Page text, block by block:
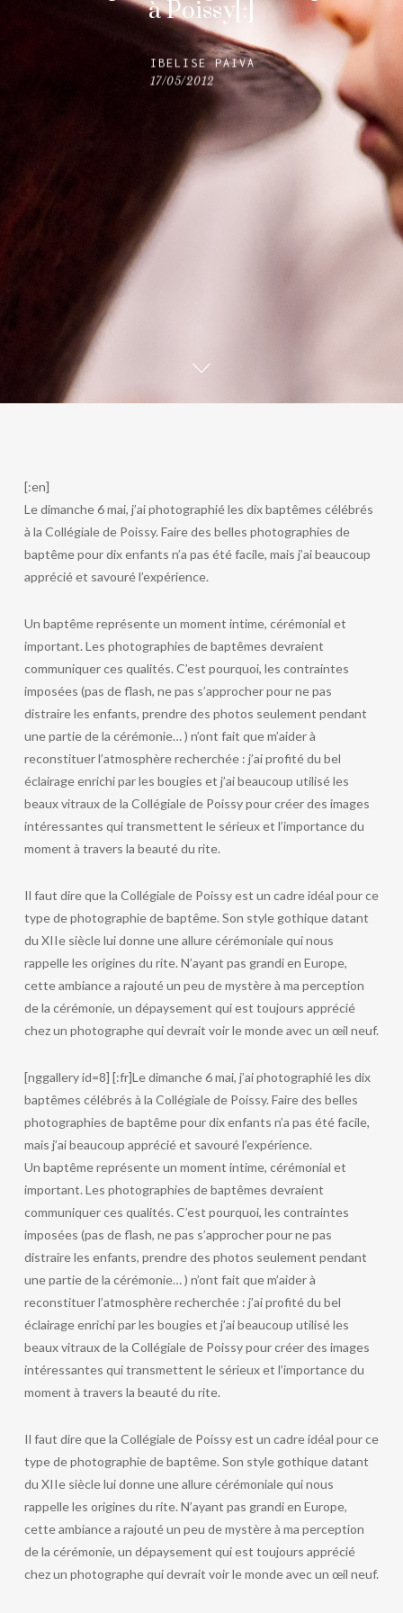
à Poissy[:]
IBELISE PAIVA
17/05/2012
[:en]
Le dimanche 6 mai, j’ai photographié les dix baptêmes célébrés
à la Collégiale de Poissy. Faire des belles photographies de
baptême pour dix enfants n’a pas été facile, mais j’ai beaucoup
apprécié et savouré l’expérience.
Un baptême représente un moment intime, cérémonial et
important. Les photographies de baptêmes devraient
communiquer ces qualités. C’est pourquoi, les contraintes
imposées (pas de flash, ne pas s’approcher pour ne pas
distraire les enfants, prendre des photos seulement pendant
une partie de la cérémonie… ) n’ont fait que m’aider à
reconstituer l’atmosphère recherchée : j’ai profité du bel
éclairage enrichi par les bougies et j’ai beaucoup utilisé les
beaux vitraux de la Collégiale de Poissy pour créer des images
intéressantes qui transmettent le sérieux et l’importance du
moment à travers la beauté du rite.
Il faut dire que la Collégiale de Poissy est un cadre idéal pour ce
type de photographie de baptême. Son style gothique datant
du XIIe siècle lui donne une allure cérémoniale qui nous
rappelle les origines du rite. N’ayant pas grandi en Europe,
cette ambiance a rajouté un peu de mystère à ma perception
de la cérémonie, un dépaysement qui est toujours apprécié
chez un photographe qui devrait voir le monde avec un œil neuf.
[nggallery id=8] [:fr]Le dimanche 6 mai, j’ai photographié les dix
baptêmes célébrés à la Collégiale de Poissy. Faire des belles
photographies de baptême pour dix enfants n’a pas été facile,
mais j’ai beaucoup apprécié et savouré l’expérience.
Un baptême représente un moment intime, cérémonial et
important. Les photographies de baptêmes devraient
communiquer ces qualités. C’est pourquoi, les contraintes
imposées (pas de flash, ne pas s’approcher pour ne pas
distraire les enfants, prendre des photos seulement pendant
une partie de la cérémonie… ) n’ont fait que m’aider à
reconstituer l’atmosphère recherchée : j’ai profité du bel
éclairage enrichi par les bougies et j’ai beaucoup utilisé les
beaux vitraux de la Collégiale de Poissy pour créer des images
intéressantes qui transmettent le sérieux et l’importance du
moment à travers la beauté du rite.
Il faut dire que la Collégiale de Poissy est un cadre idéal pour ce
type de photographie de baptême. Son style gothique datant
du XIIe siècle lui donne une allure cérémoniale qui nous
rappelle les origines du rite. N’ayant pas grandi en Europe,
cette ambiance a rajouté un peu de mystère à ma perception
de la cérémonie, un dépaysement qui est toujours apprécié
chez un photographe qui devrait voir le monde avec un œil neuf.